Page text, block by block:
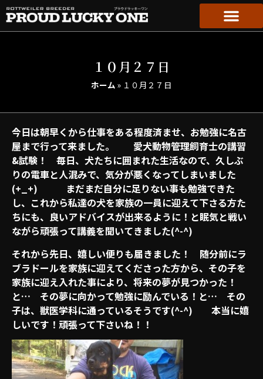
１０月２７日
ホーム » １０月２７日
今日は朝早くから仕事をある程度済ませ、お勉強に名古
屋まで行って来ました。 愛犬動物管理飼育士の講習
&試験！ 毎日、犬たちに囲まれた生活なので、久しぶ
りの電車と人混みで、気分が悪くなってしまいました
(+_+) まだまだ自分に足りない事も勉強できた
し、これから私達の犬を家族の一員に迎えて下さる方た
ちにも、良いアドバイスが出来るように！と眠気と戦い
ながら頑張って講義を聞いてきました(^-^)
それから先日、嬉しい便りも届きました！ 随分前にラ
ブラドールを家族に迎えてくださった方から、その子を
家族に迎え入れた事により、将来の夢が見つかった！
と… その夢に向かって勉強に励んでいる！と… その
子は、獣医学科に通っているそうです(^-^) 本当に嬉
しいです！頑張って下さいね！！